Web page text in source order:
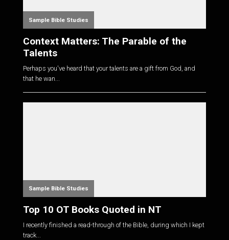
Sample Bible Studies
Context Matters: The Parable of the
Talents
Perhaps you've heard that your talents are a gift from God, and
that he wan...
Sample Bible Studies
Top 10 OT Books Quoted in NT
I recently finished a read-through of the Bible, during which I kept
track...